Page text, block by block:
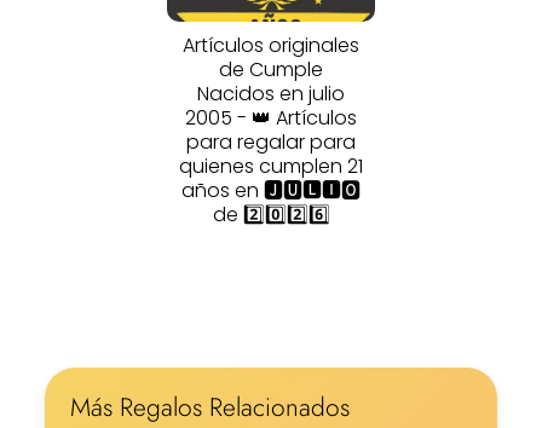
Artículos originales
de Cumple
Nacidos en julio
2005 - 👑 Artículos
para regalar para
quienes cumplen 21
años en 🅹🆄🅻🅸🅾
de 2️⃣0️⃣2️⃣6️⃣
Más Regalos Relacionados